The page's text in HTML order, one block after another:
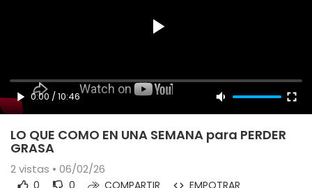
0:00 /10:46
LO QUE COMO EN UNA SEMANA para PERDER
GRASA
2vistas • 06/02/26
0 0 COMPARTIR EMPOTRAR